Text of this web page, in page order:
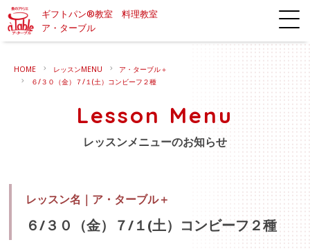
ギフトパン®教室 料理教室
ア・ターブル
HOME レッスンMENU
ア・ターブル＋
６/３０（金）７/１(土）コンビーフ２種
Lesson Menu
レッスンメニューのお知らせ
レッスン名｜ ア・ターブル＋
６/３０（金）７/１(土）コンビーフ２種